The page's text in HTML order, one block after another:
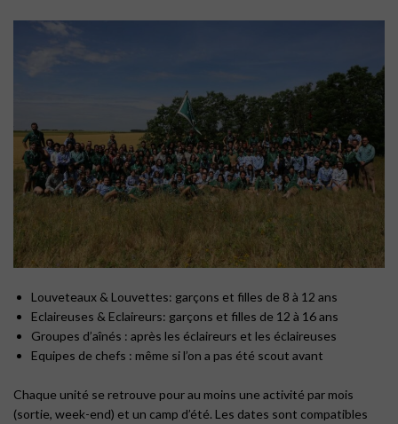
Louveteaux & Louvettes: garçons et filles de 8 à 12 ans
Eclaireuses & Eclaireurs: garçons et filles de 12 à 16 ans
Groupes d’aînés : après les éclaireurs et les éclaireuses
Equipes de chefs : même si l’on a pas été scout avant
Chaque unité se retrouve pour au moins une activité par mois
(sortie, week-end) et un camp d’été. Les dates sont compatibles